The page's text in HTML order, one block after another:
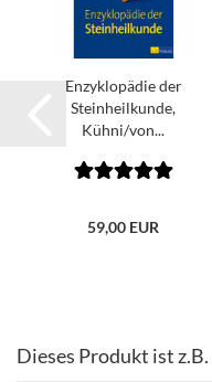
Enzyklopädie der
Steinheilkunde,
Kühni/von...
59,00 EUR
Dieses Produkt ist